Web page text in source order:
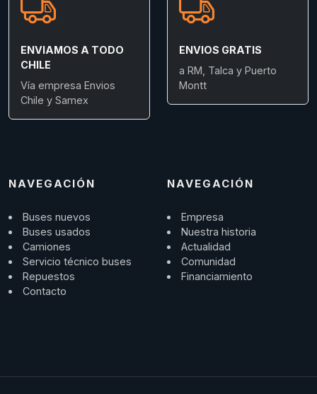
ENVIAMOS A TODO
CHILE
Vía empresa Envios
Chile y Samex
ENVIOS GRATIS
a RM, Talca y Puerto
Montt
NAVEGACIÓN
Buses nuevos
Buses usados
Camiones
Servicio técnico buses
Repuestos
Contacto
NAVEGACIÓN
Empresa
Nuestra historia
Actualidad
Comunidad
Financiamiento